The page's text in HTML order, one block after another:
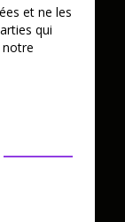
et ne les
qui
notre